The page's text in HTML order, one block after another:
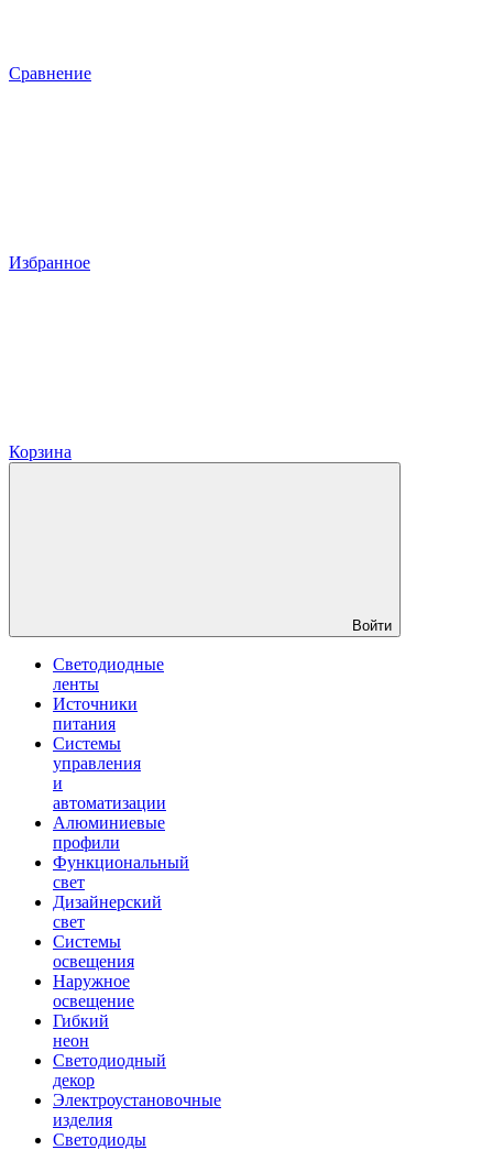
Сравнение
Избранное
Корзина
Войти
Светодиодные
ленты
Источники
питания
Системы
управления
и
автоматизации
Алюминиевые
профили
Функциональный
свет
Дизайнерский
свет
Системы
освещения
Наружное
освещение
Гибкий
неон
Светодиодный
декор
Электроустановочные
изделия
Светодиоды